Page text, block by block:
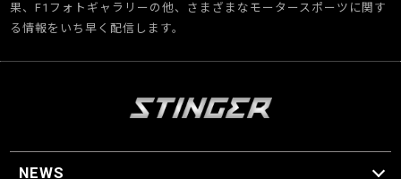
果、F1フォトギャラリーの他、さまざまなモータースポーツに関す
る情報をいち早く配信します。
NEWS